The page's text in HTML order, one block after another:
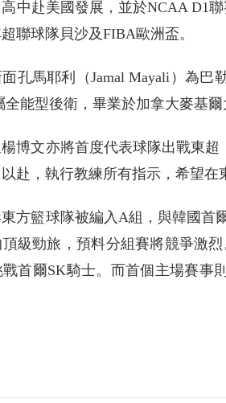
中赴美國發展，並於NCAA D1
聯球隊貝沙及FIBA歐洲盃。
孔馬耶利（Jamal Mayali）為巴
全能型後衛，畢業於加拿大麥基
博文亦將首度代表球隊出戰東
赴，執行教練所有指示，希望在
方籃球隊被編入A組，與韓國首
級勁旅，預料分組賽將競爭激
戰首爾SK騎士。而首個主場賽事